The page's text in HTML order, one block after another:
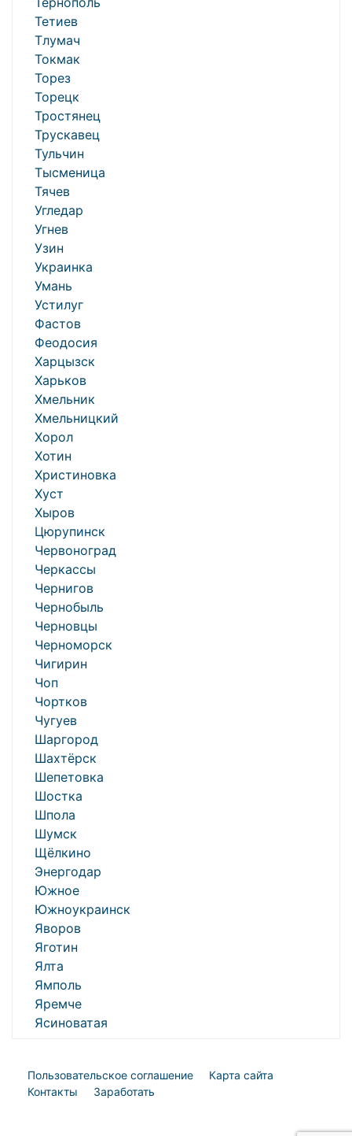
Тетиев
Тлумач
Токмак
Торез
Торецк
Тростянец
Трускавец
Тульчин
Тысменица
Тячев
Угледар
Угнев
Узин
Украинка
Умань
Устилуг
Фастов
Феодосия
Харцызск
Харьков
Хмельник
Хмельницкий
Хорол
Хотин
Христиновка
Хуст
Хыров
Цюрупинск
Червоноград
Черкассы
Чернигов
Чернобыль
Черновцы
Черноморск
Чигирин
Чоп
Чортков
Чугуев
Шаргород
Шахтёрск
Шепетовка
Шостка
Шпола
Шумск
Щёлкино
Энергодар
Южное
Южноукраинск
Яворов
Яготин
Ялта
Ямполь
Яремче
Ясиноватая
Пользовательское соглашение
Карта сайта
Контакты
Заработать